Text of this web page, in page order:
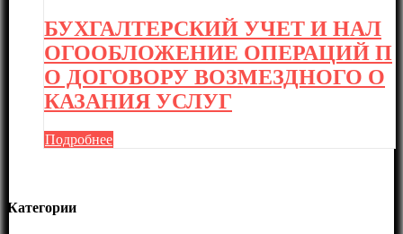
БУХГАЛТЕРСКИЙ УЧЕТ И НАЛ
ОГООБЛОЖЕНИЕ ОПЕРАЦИЙ П
О ДОГОВОРУ ВОЗМЕЗДНОГО О
КАЗАНИЯ УСЛУГ
Подробнее
Категории